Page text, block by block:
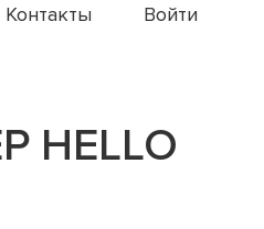
Контакты Войти
HELLO